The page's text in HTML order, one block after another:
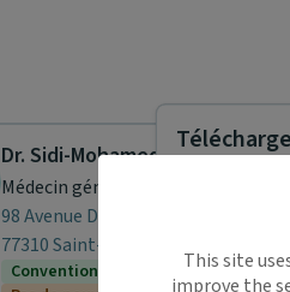
Dr. Sidi-Mohamed HADBI
Médecin généraliste
98 Avenue DE FONTAINEBLEAU
77310 Saint-Fargeau-Ponthierry
Conventionné secteur 1This site
improve the